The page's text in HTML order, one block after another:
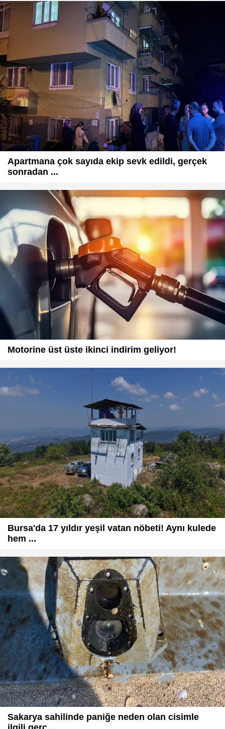
Apartmana çok sayıda ekip sevk edildi, gerçek
sonradan ...
Motorine üst üste ikinci indirim geliyor!
Bursa'da 17 yıldır yeşil vatan nöbeti! Aynı kulede
hem ...
Sakarya sahilinde paniğe neden olan cisimle